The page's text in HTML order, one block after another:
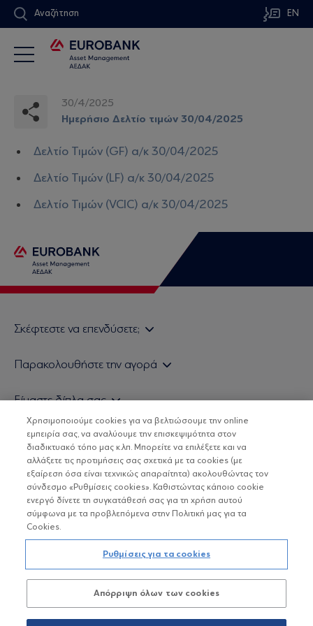
Αναζήτηση EN
30/4/2025
Ημερήσιο Δελτίο τιμών 30/04/2025
Δελτίο Τιμών (GF) α/κ 30/04/2025
Δελτίο Τιμών (LF) α/κ 30/04/2025
Δελτίο Τιμών (VCIC) α/κ 30/04/2025
Σκέφτεστε να επενδύσετε;
Τιμολογιακή Πολιτική
Δείτε τις πολιτικές μας
Βασικές Γνώσεις
Παρακολουθήστε την αγορά
Τα νέα μας
Χρήσιμοι σύνδεσμοι
Είμαστε δίπλα σας
H Eurobank Asset Management ΑΕΔΑΚ
Επενδυτική φιλοσοφία ESG
Πιστοποιημένα στελέχη και συνεργάτες
Αποστολή Βιογραφικών
ΟΙ ΟΣΕΚΑ ΔΕΝ ΕΧΟΥΝ ΕΓΓΥΗΜΕΝΗ ΑΠΟΔΟΣΗ ΚΑΙ ΟΙ
ΠΡΟΗΓΟΥΜΕΝΕΣ ΑΠΟΔΟΣΕΙΣ ΔΕΝ ΔΙΑΣΦΑΛΙΖΟΥΝ ΤΙΣ
ΜΕΛΛΟΝΤΙΚΕΣ
Copyright © Eurobank ΑΕΔΑΚ
Προστασία Προσωπικών Δεδομένων
Όροι χρήσης
Χρησιμοποιούμε cookies για να βελτιώσουμε την online
εμπειρία σας, να αναλύουμε την επισκεψιμότητα στον
διαδικτυακό τόπο μας κ.λπ. Μπορείτε να επιλέξετε και να
αλλάξετε τις προτιμήσεις σας σχετικά με τα cookies (με
εξαίρεση όσα είναι τεχνικώς απαραίτητα) ακολουθώντας τον
σύνδεσμο «Ρυθμίσεις cookies». Καθιστώντας κάποιο cookie
ενεργό δίνετε τη συγκατάθεσή σας για τη χρήση αυτού
σύμφωνα με τα προβλεπόμενα στην Πολιτική μας για τα
Cookies.
Ρυθμίσεις για τα cookies
Απόρριψη όλων των cookies